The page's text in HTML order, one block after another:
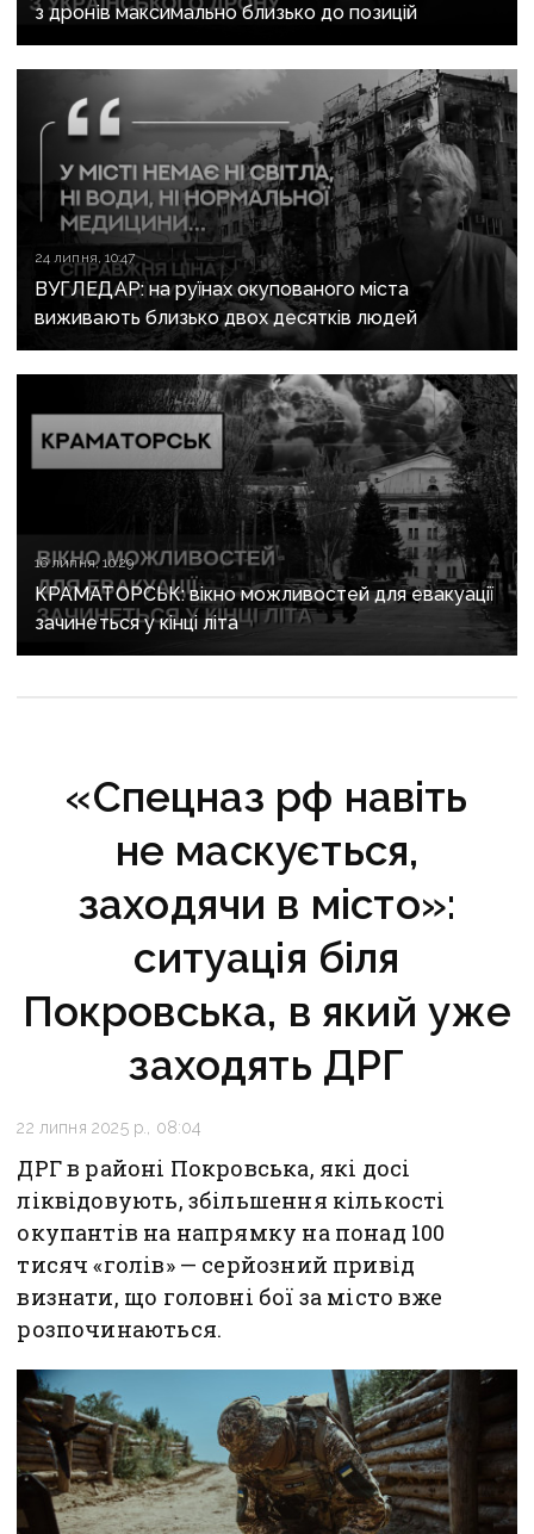
з дронів максимально близько до позицій
24 липня, 10:47
ВУГЛЕДАР: на руїнах окупованого міста
виживають близько двох десятків людей
16 липня, 10:29
КРАМАТОРСЬК: вікно можливостей для евакуації
зачинеться у кінці літа
«Спецназ рф навіть
не маскується,
заходячи в місто»:
ситуація біля
Покровська, в який уже
заходять ДРГ
22 липня 2025 р., 08:04
ДРГ в районі Покровська, які досі
ліквідовують, збільшення кількості
окупантів на напрямку на понад 100
тисяч «голів» — серйозний привід
визнати, що головні бої за місто вже
розпочинаються.